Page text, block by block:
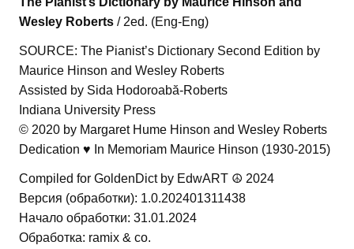
Wesley Roberts / 2ed. (Eng-Eng)
SOURCE: The Pianist’s Dictionary Second Edition by
Maurice Hinson and Wesley Roberts
Assisted by Sida Hodoroabă-Roberts
Indiana University Press
© 2020 by Margaret Hume Hinson and Wesley Roberts
Dedication ♥ In Memoriam Maurice Hinson (1930-2015)
Compiled for GoldenDict by EdwART ☮ 2024
Версия (обработки): 1.0.202401311438
Начало обработки: 31.01.2024
Обработка: ramix & co.